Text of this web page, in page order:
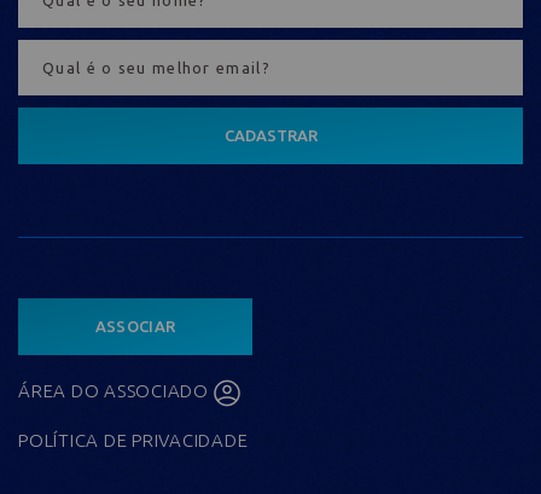
CADASTRAR
ASSOCIAR
ÁREA DO ASSOCIADO
POLÍTICA DE PRIVACIDADE